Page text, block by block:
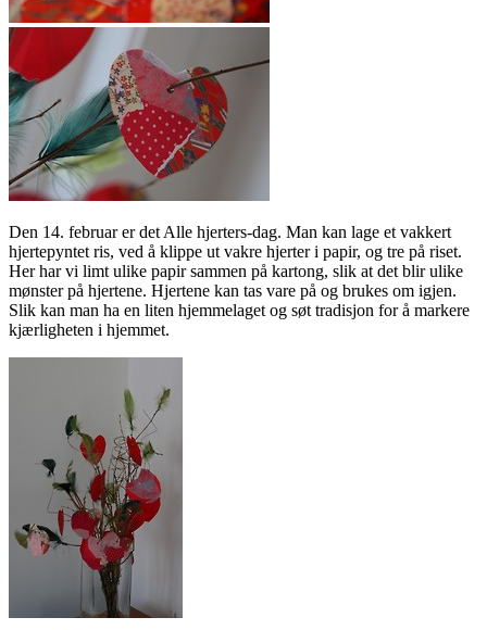
Den 14. februar er det Alle hjerters-dag. Man kan lage et vakkert
hjertepyntet ris, ved å klippe ut vakre hjerter i papir, og tre på riset.
Her har vi limt ulike papir sammen på kartong, slik at det blir ulike
mønster på hjertene. Hjertene kan tas vare på og brukes om igjen.
Slik kan man ha en liten hjemmelaget og søt tradisjon for å markere
kjærligheten i hjemmet.